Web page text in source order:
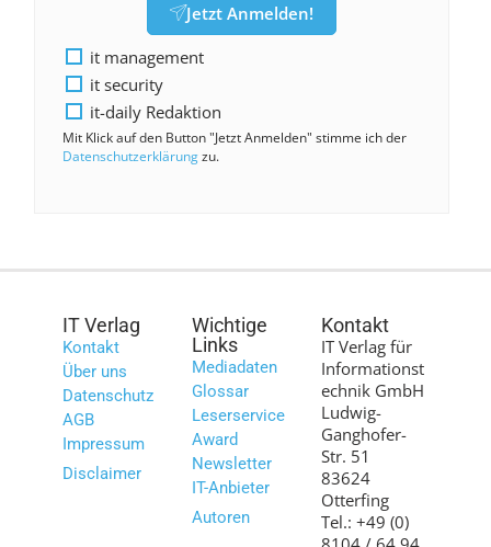
Jetzt Anmelden!
it management
it security
it-daily Redaktion
Mit Klick auf den Button "Jetzt Anmelden" stimme ich der
Datenschutzerklärungzu.
IT Verlag
Kontakt
Über uns
Datenschutz
AGB
Impressum
Disclaimer
Wichtige
Links
Mediadaten
Glossar
Leserservice
Award
Newsletter
IT-Anbieter
Autoren
Kontakt
IT Verlag für
Informationst
echnik GmbH
Ludwig-
Ganghofer-
Str. 51
83624
Otterfing
Tel.: +49 (0)